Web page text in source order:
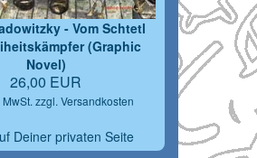
- Vom Schtetl
(Graphic
Novel)
26,00 EUR
zzgl. Versandkosten
Deiner privaten Seite